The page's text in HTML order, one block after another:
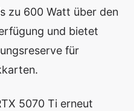
zu 600 Watt über den
und bietet
für
5070 Ti erneut